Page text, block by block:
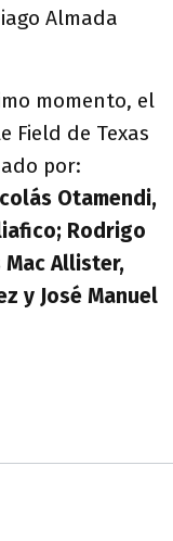
Almada
momento, el
Field de Texas
por:
Otamendi,
Rodrigo
Mac Allister,
y José Manuel